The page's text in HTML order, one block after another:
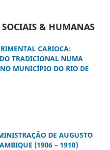
SOCIAIS & HUMANAS
CARIOCA:
TRADICIONAL NUMA
MUNICÍPIO DO RIO DE
DE AUGUSTO
(1906 – 1910)